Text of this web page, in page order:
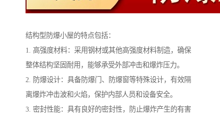
结构型防爆小屋的特点包括：
1. 高强度材料：采用钢材或其他高强度材料制造，确保
整体结构坚固耐用，能够承受外部冲击和爆炸压力。
2. 防爆设计：具备防爆门、防爆窗等特殊设计，有效隔
离爆炸冲击波和火焰，保护内部人员和设备安全。
3. 密封性能：具有良好的密封性，防止爆炸产生的有害